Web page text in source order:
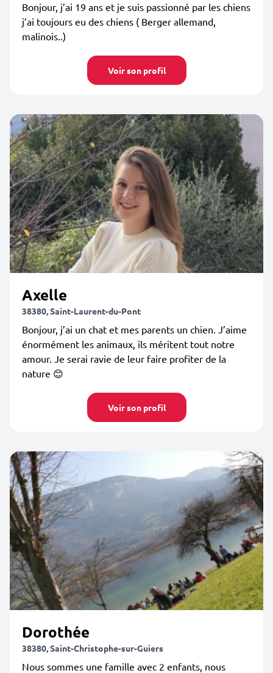
Bonjour, j’ai 19 ans et je suis passionné par les chiens
j’ai toujours eu des chiens ( Berger allemand,
malinois..)
Voir son profil
Axelle
38380, Saint-Laurent-du-Pont
Bonjour, j’ai un chat et mes parents un chien. J’aime
énormément les animaux, ils méritent tout notre
amour. Je serai ravie de leur faire profiter de la
nature 😊
Voir son profil
Dorothée
38380, Saint-Christophe-sur-Guiers
Nous sommes une famille avec 2 enfants, nous